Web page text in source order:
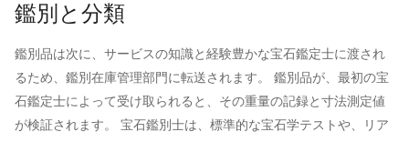
鑑別と分類
鑑別品は次に、サービスの知識と経験豊かな宝石鑑定士に渡され
るため、鑑別在庫管理部門に転送されます。 鑑別品が、最初の宝
石鑑定士によって受け取られると、その重量の記録と寸法測定値
が検証されます。 宝石鑑別士は、標準的な宝石学テストや、リア